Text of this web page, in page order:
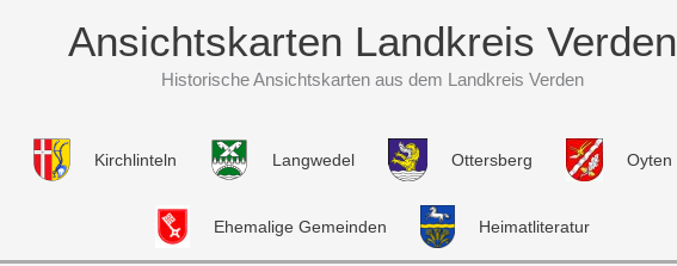
Ansichtskarten Landkreis Verden
Historische Ansichtskarten aus dem Landkreis Verden
Kirchlinteln Langwedel Ottersberg Oyten
Ehemalige Gemeinden Heimatliteratur